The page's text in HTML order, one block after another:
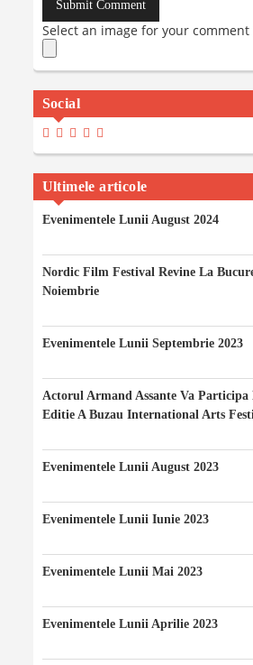
Select an image for your comment
Social
View
Profile
On
Facebook
View
Profile
On
Twitter
View
Profile
On
Instagram
View
Maria-
Iancu’s
Profile
On
View
Profile
On
YouTube
Ultimele articole
Evenimentele Lunii August 2024
Nordic Film Festival Revine La
Noiembrie
Evenimentele Lunii Septembrie 2023
Actorul Armand Assante Va Participa
Editie A Buzau International Arts
Evenimentele Lunii August 2023
Evenimentele Lunii Iunie 2023
Evenimentele Lunii Mai 2023
Evenimentele Lunii Aprilie 2023